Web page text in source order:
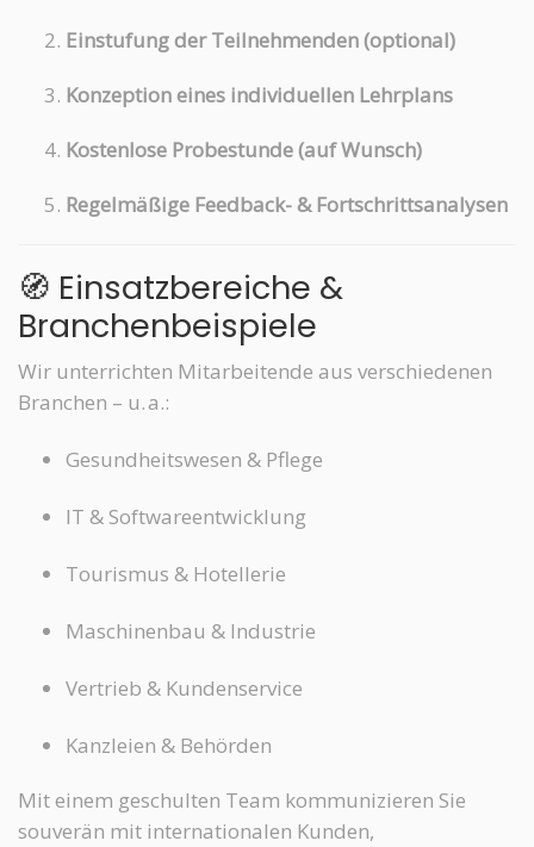
Einstufung der Teilnehmenden (optional)
Konzeption eines individuellen Lehrplans
Kostenlose Probestunde (auf Wunsch)
Regelmäßige Feedback- & Fortschrittsanalysen
🧭 Einsatzbereiche &
Branchenbeispiele
Wir unterrichten Mitarbeitende aus verschiedenen
Branchen – u. a.:
Gesundheitswesen & Pflege
IT & Softwareentwicklung
Tourismus & Hotellerie
Maschinenbau & Industrie
Vertrieb & Kundenservice
Kanzleien & Behörden
Mit einem geschulten Team kommunizieren Sie
souverän mit internationalen Kunden,